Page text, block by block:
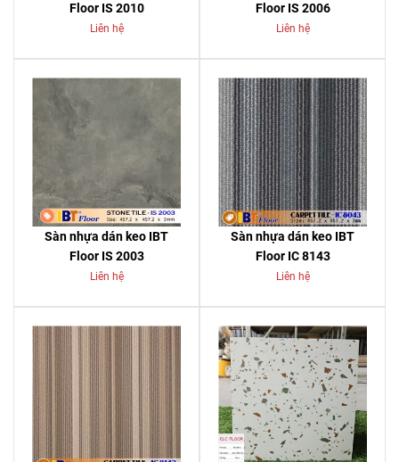
Floor IS 2010
Liên hệ
Floor IS 2006
Liên hệ
Sàn nhựa dán keo IBT
Floor IS 2003
Liên hệ
Sàn nhựa dán keo IBT
Floor IC 8143
Liên hệ